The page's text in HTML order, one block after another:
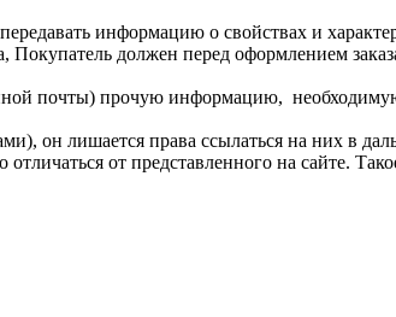
информацию о свойствах и
должен перед оформлением
почты) прочую информацию,
он лишается права ссылаться на них в
от представленного на сайте.